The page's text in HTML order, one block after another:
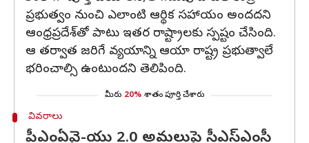
ప్రభుత్వం నుంచి ఎలాంటి ఆర్థిక సహాయం అందదని
ఆంధ్రప్రదేశ్‌తో పాటు ఇతర రాష్ట్రాలకు స్పష్టం చేసింది.
ఆ తర్వాత జరిగే వ్యయాన్ని ఆయా రాష్ట్ర ప్రభుత్వాలే
భరించాల్సి ఉంటుందని తెలిపింది.
మీరు 20% శాతం పూర్తి చేశారు
వివరాలు
పీఎంఏవై-యు 2.0 అమలుపై సీఎస్‌ఎంసీ